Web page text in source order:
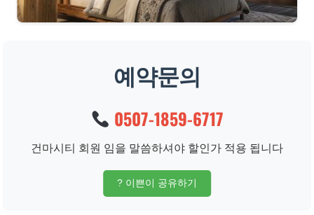
예약문의
0507-1859-6717
건마시티 회원 임을 말씀하셔야 할인가 적용 됩니다
? 이쁜이 공유하기